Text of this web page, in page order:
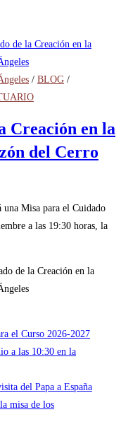
/ BLOG /
Creación en la
del Cerro
una Misa para el Cuidado
a las 19:30 horas, la
de la Creación en la
el Curso 2026-2027
a las 10:30 en la
del Papa a España
misa de los